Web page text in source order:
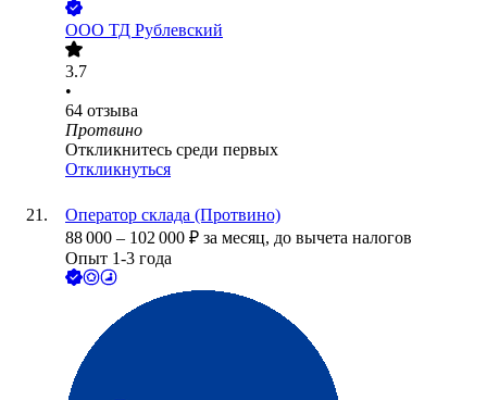
ООО ТД Рублевский
3.7
•
64 отзыва
Протвино
Откликнитесь среди первых
Откликнуться
Оператор склада (Протвино)
88 000 – 102 000 ₽ за месяц, до вычета налогов
Опыт 1-3 года